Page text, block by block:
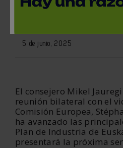
5 de junio, 2025
El consejero Mikel
reunión bilateral con el
Comisión Europea,
ha avanzado las
Plan de Industria de
presentará la próxima